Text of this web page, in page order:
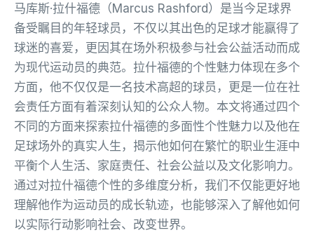
马库斯·拉什福德（Marcus Rashford）是当今足球界
备受瞩目的年轻球员，不仅以其出色的足球才能赢得了
球迷的喜爱，更因其在场外积极参与社会公益活动而成
为现代运动员的典范。拉什福德的个性魅力体现在多个
方面，他不仅仅是一名技术高超的球员，更是一位在社
会责任方面有着深刻认知的公众人物。本文将通过四个
不同的方面来探索拉什福德的多面性个性魅力以及他在
足球场外的真实人生，揭示他如何在繁忙的职业生涯中
平衡个人生活、家庭责任、社会公益以及文化影响力。
通过对拉什福德个性的多维度分析，我们不仅能更好地
理解他作为运动员的成长轨迹，也能够深入了解他如何
以实际行动影响社会、改变世界。